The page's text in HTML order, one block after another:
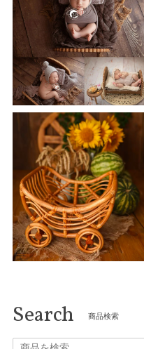
Search 商品検索